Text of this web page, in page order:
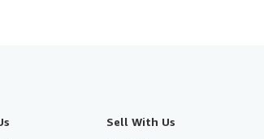
Sell With Us